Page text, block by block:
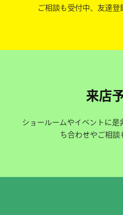
ご相談も受付中、友達登
来店
ショールームやイベントに是
ち合わせやご相談